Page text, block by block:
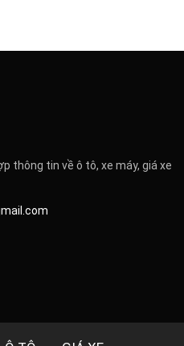
thông tin về ô tô, xe máy, giá xe